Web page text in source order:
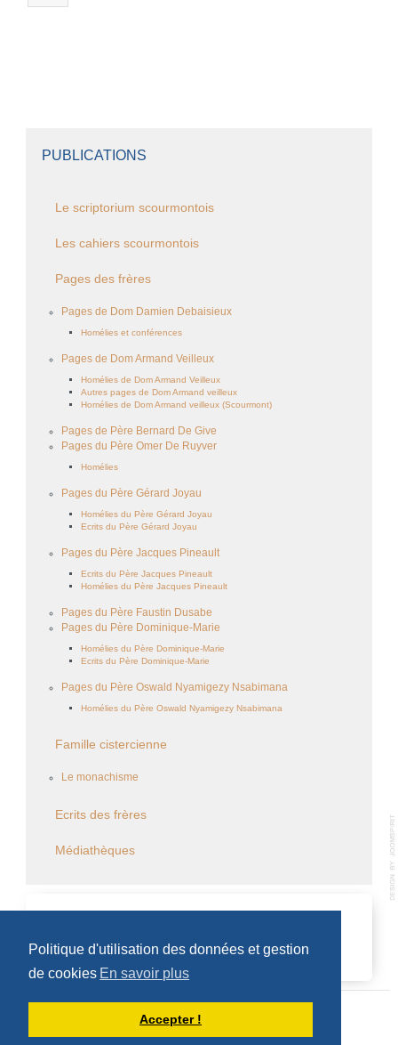
Politique d'utilisation des données et gestion
de cookies En savoir plus
Accepter !
PUBLICATIONS
Le scriptorium scourmontois
Les cahiers scourmontois
Pages des frères
Pages de Dom Damien Debaisieux
Homélies et conférences
Pages de Dom Armand Veilleux
Homélies de Dom Armand Veilleux
Autres pages de Dom Armand veilleux
Homélies de Dom Armand veilleux (Scourmont)
Pages de Père Bernard De Give
Pages du Père Omer De Ruyver
Homélies
Pages du Père Gérard Joyau
Homélies du Père Gérard Joyau
Ecrits du Père Gérard Joyau
Pages du Père Jacques Pineault
Ecrits du Père Jacques Pineault
Homélies du Père Jacques Pineault
Pages du Père Faustin Dusabe
Pages du Père Dominique-Marie
Homélies du Père Dominique-Marie
Ecrits du Père Dominique-Marie
Pages du Père Oswald Nyamigezy Nsabimana
Homélies du Père Oswald Nyamigezy Nsabimana
Famille cistercienne
Le monachisme
Ecrits des frères
Médiathèques
Aucun évènement